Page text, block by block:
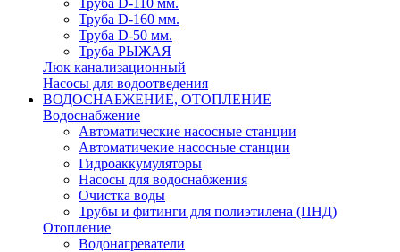
Труба D-110 мм.
Труба D-160 мм.
Труба D-50 мм.
Труба РЫЖАЯ
Люк канализационный
Насосы для водоотведения
ВОДОСНАБЖЕНИЕ, ОТОПЛЕНИЕ
Водоснабжение
Автоматичеcкие насосные станции
Автоматичекие насосные станции
Гидроаккумуляторы
Насосы для водоснабжения
Очистка воды
Трубы и фитинги для полиэтилена (ПНД)
Отопление
Водонагреватели